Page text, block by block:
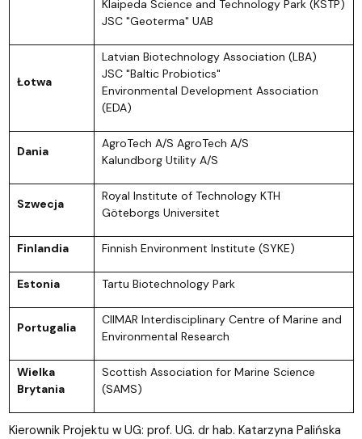
Klaipeda Science and Technology Park (KSTP)
JSC "Geoterma" UAB
Łotwa
Latvian Biotechnology Association (LBA)
JSC "Baltic Probiotics"
Environmental Development Association
(EDA)
Dania
AgroTech A/S AgroTech A/S
Kalundborg Utility A/S
Szwecja
Royal Institute of Technology KTH
Göteborgs Universitet
Finlandia Finnish Environment Institute (SYKE)
Estonia Tartu Biotechnology Park
Portugalia
CIIMAR Interdisciplinary Centre of Marine and
Environmental Research
Wielka
Brytania
Scottish Association for Marine Science
(SAMS)
Kierownik Projektu w UG: prof. UG. dr hab. Katarzyna Palińska